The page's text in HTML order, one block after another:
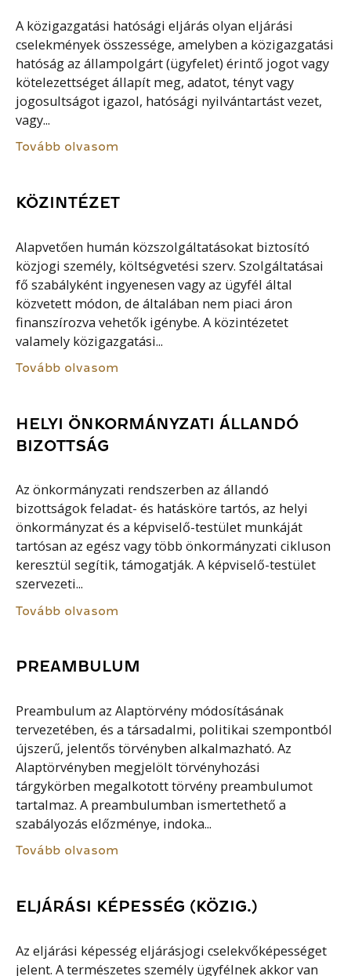
A közigazgatási hatósági eljárás olyan eljárási
cselekmények összessége, amelyben a közigazgatási
hatóság az állampolgárt (ügyfelet) érintő jogot vagy
kötelezettséget állapít meg, adatot, tényt vagy
jogosultságot igazol, hatósági nyilvántartást vezet,
vagy...
Tovább olvasom
KÖZINTÉZET
Alapvetően humán közszolgáltatásokat biztosító
közjogi személy, költségvetési szerv. Szolgáltatásai
fő szabályként ingyenesen vagy az ügyfél által
közvetett módon, de általában nem piaci áron
finanszírozva vehetők igénybe. A közintézetet
valamely közigazgatási...
Tovább olvasom
HELYI ÖNKORMÁNYZATI ÁLLANDÓ
BIZOTTSÁG
Az önkormányzati rendszerben az állandó
bizottságok feladat- és hatásköre tartós, az helyi
önkormányzat és a képviselő-testület munkáját
tartósan az egész vagy több önkormányzati cikluson
keresztül segítik, támogatják. A képviselő-testület
szervezeti...
Tovább olvasom
PREAMBULUM
Preambulum az Alaptörvény módosításának
tervezetében, és a társadalmi, politikai szempontból
újszerű, jelentős törvényben alkalmazható. Az
Alaptörvényben megjelölt törvényhozási
tárgykörben megalkotott törvény preambulumot
tartalmaz. A preambulumban ismertethető a
szabályozás előzménye, indoka...
Tovább olvasom
ELJÁRÁSI KÉPESSÉG (KÖZIG.)
Az eljárási képesség eljárásjogi cselekvőképességet
jelent. A természetes személy ügyfélnek akkor van